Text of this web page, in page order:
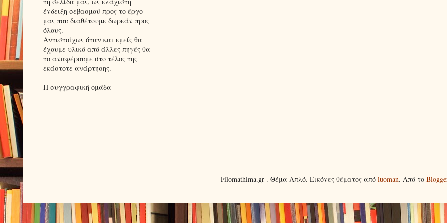
ένδειξη σεβασμού προς το έργο
μας που διαθέτουμε δωρεάν προς
όλους.
Αντιστοίχως όταν και εμείς θα
έχουμε υλικό από άλλες πηγές θα
το αναφέρουμε στο τέλος της
εκάστοτε ανάρτησης.
Η συγγραφική ομάδα
Filomathima.gr . Θέμα Απλό. Εικόνες θέματος από luoman. Από το